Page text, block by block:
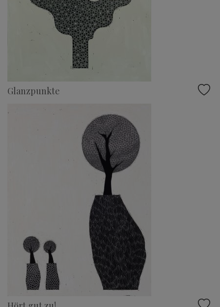
Glanzpunkte